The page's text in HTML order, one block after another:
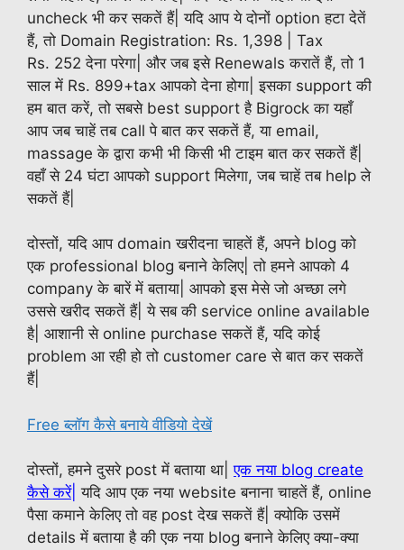
uncheck भी कर सकतें हैं| यदि आप ये दोनों option हटा देतें
हैं, तो Domain Registration: Rs. 1,398 | Tax
Rs. 252 देना परेगा| और जब इसे Renewals करातें हैं, तो 1
साल में Rs. 899+tax आपको देना होगा| इसका support की
हम बात करें, तो सबसे best support है Bigrock का यहाँ
आप जब चाहें तब call पे बात कर सकतें हैं, या email,
massage के द्वारा कभी भी किसी भी टाइम बात कर सकतें हैं|
वहाँ से 24 घंटा आपको support मिलेगा, जब चाहें तब help ले
सकतें हैं|
दोस्तों, यदि आप domain खरीदना चाहतें हैं, अपने blog को
एक professional blog बनाने केलिए| तो हमने आपको 4
company के बारें में बताया| आपको इस मेसे जो अच्छा लगे
उससे खरीद सकतें हैं| ये सब की service online available
है| आशानी से online purchase सकतें हैं, यदि कोई
problem आ रही हो तो customer care से बात कर सकतें
हैं|
Free ब्लॉग कैसे बनाये वीडियो देखें
दोस्तों, हमने दुसरे post में बताया था|एक नया blog create
कैसे करें| यदि आप एक नया website बनाना चाहतें हैं, online
पैसा कमाने केलिए तो वह post देख सकतें हैं| क्योकि उसमें
details में बताया है की एक नया blog बनाने केलिए क्या-क्या